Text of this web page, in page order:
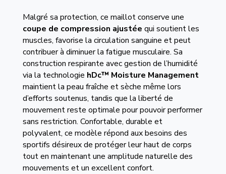
Malgré sa protection, ce maillot conserve une
coupe de compression ajustée qui soutient les
muscles, favorise la circulation sanguine et peut
contribuer à diminuer la fatigue musculaire. Sa
construction respirante avec gestion de l’humidité
via la technologie hDc™ Moisture Management
maintient la peau fraîche et sèche même lors
d’efforts soutenus, tandis que la liberté de
mouvement reste optimale pour pouvoir performer
sans restriction. Confortable, durable et
polyvalent, ce modèle répond aux besoins des
sportifs désireux de protéger leur haut de corps
tout en maintenant une amplitude naturelle des
mouvements et un excellent confort.